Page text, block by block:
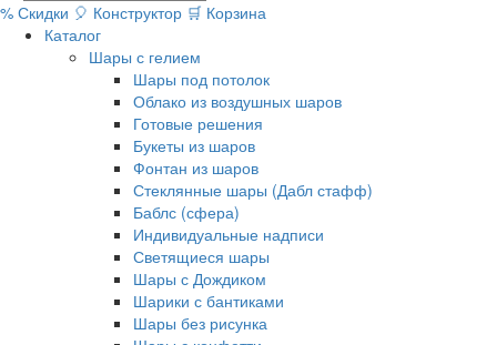
% Скидки 🎈 Конструктор 🛒 Корзина
Каталог
Шары с гелием
Шары под потолок
Облако из воздушных шаров
Готовые решения
Букеты из шаров
Фонтан из шаров
Стеклянные шары (Дабл стафф)
Баблс (сфера)
Индивидуальные надписи
Светящиеся шары
Шары с Дождиком
Шарики с бантиками
Шары без рисунка